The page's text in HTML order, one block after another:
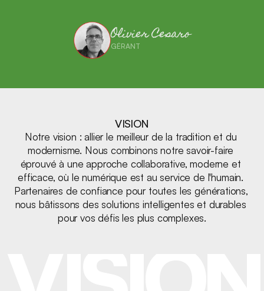
Olivier Cesaro
GÉRANT
VISION
Notre vision : allier le meilleur de la tradition et du
modernisme. Nous combinons notre savoir-faire
éprouvé à une approche collaborative, moderne et
efficace, où le numérique est au service de l'humain.
Partenaires de confiance pour toutes les générations,
nous bâtissons des solutions intelligentes et durables
pour vos défis les plus complexes.
VISION
VISION